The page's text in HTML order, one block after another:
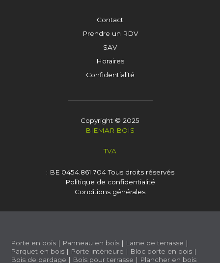
Contact
Prendre un RDV
SAV
Horaires
Confidentialité
Copyright © 2025
BIEMAR BOIS
TVA
: BE 0454.861.704Tous droits réservés
Politique de confidentialité
Conditions générales
Porte en bois | Panneau en bois | Lame de terrasse |
Parquet en bois | Porte intérieure | Bloc porte en bois |
Bois de bardage | Bois pour terrasse | Plancher en bois